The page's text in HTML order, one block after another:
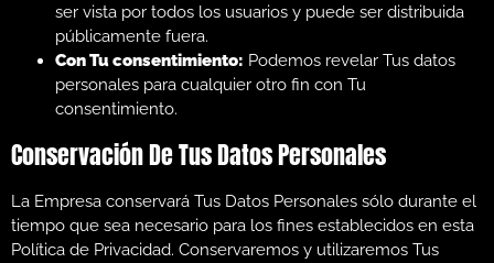
ser vista por todos los usuarios y puede ser distribuida
públicamente fuera.
Con Tu consentimiento: Podemos revelar Tus datos
personales para cualquier otro fin con Tu
consentimiento.
Conservación De Tus Datos Personales
La Empresa conservará Tus Datos Personales sólo durante el
tiempo que sea necesario para los fines establecidos en esta
Política de Privacidad. Conservaremos y utilizaremos Tus